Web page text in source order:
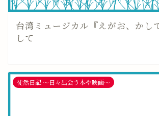
台湾ミュージカル『えがお、かし
して
徒然日記 〜日々出会う本や映画〜